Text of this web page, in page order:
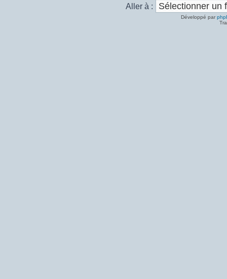
Aller à :
Développé par